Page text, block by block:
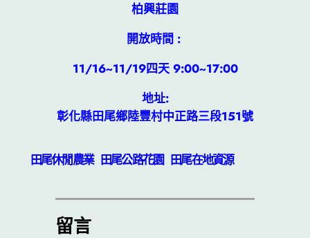
柏興莊園
開放時間 :
11/16~11/19四天 9:00~17:00
地址:
彰化縣田尾鄉陸豐村中正路三段151號
田尾休閒農業 田尾公路花園 田尾在地資源
留言